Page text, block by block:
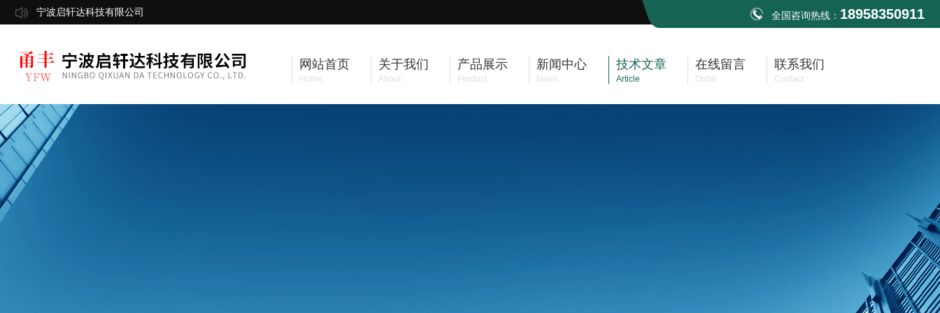
宁波启轩达科技有限公司 全国咨询热线： 18958350911
网站首页
Home
关于我们
About
产品展示
Product
新闻中心
News
技术文章
Article
在线留言
Order
联系我们
Contact